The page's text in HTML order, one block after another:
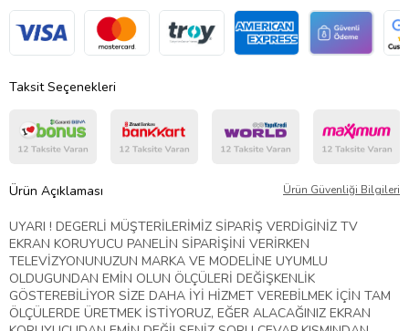
Taksit Seçenekleri
Ürün Açıklaması Ürün Güvenliği Bilgileri
UYARI ! DEGERLİ MÜŞTERİLERİMİZ SİPARİŞ VERDİGİNİZ TV
EKRAN KORUYUCU PANELİN SİPARİŞİNİ VERİRKEN
TELEVİZYONUNUZUN MARKA VE MODELİNE UYUMLU
OLDUGUNDAN EMİN OLUN ÖLÇÜLERİ DEĞİŞKENLİK
GÖSTEREBİLİYOR SİZE DAHA İYİ HİZMET VEREBİLMEK İÇİN TAM
ÖLÇÜLERDE ÜRETMEK İSTİYORUZ, EĞER ALACAĞINIZ EKRAN